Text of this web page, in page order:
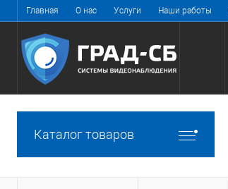
Главная О нас Услуги Наши работы
Каталог товаров